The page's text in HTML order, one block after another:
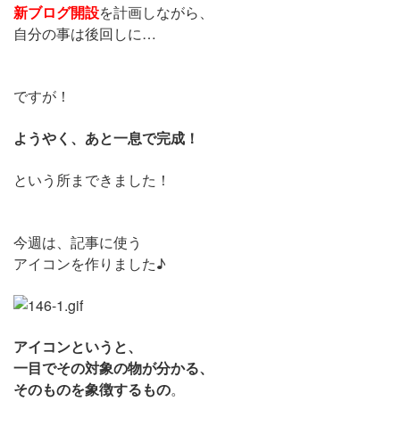
新ブログ開設を計画しながら、
自分の事は後回しに…
ですが！
ようやく、あと一息で完成！
という所まできました！
今週は、記事に使う
アイコンを作りました♪
アイコンというと、
一目でその対象の物が分かる、
そのものを象徴するもの。